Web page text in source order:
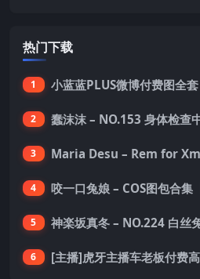
热门下载
1 小蓝蓝PLUS微博付费图全套
2 蠢沫沫 – NO.153 身体检查
3 Maria Desu – Rem for
4 咬一口兔娘 – COS图包合集
5 神楽坂真冬 – NO.224 白丝
6